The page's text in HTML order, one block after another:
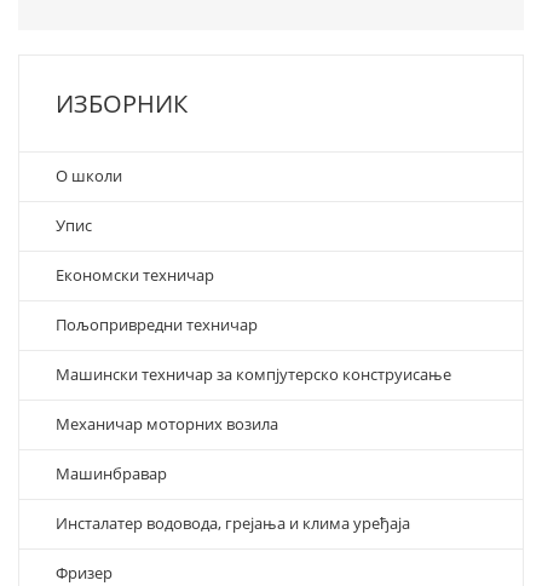
ИЗБОРНИК
О школи
Упис
Економски техничар
Пољопривредни техничар
Машински техничар за компјутерско конструисање
Механичар моторних возила
Машинбравар
Инсталатер водовода, грејања и клима уређаја
Фризер